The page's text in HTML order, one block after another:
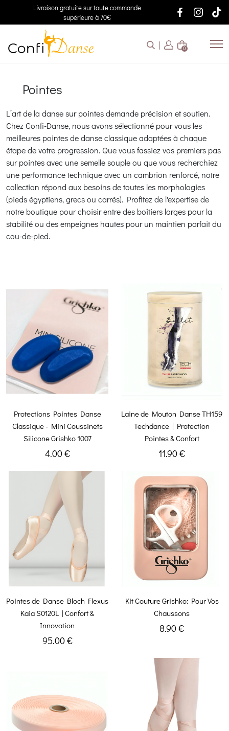
Livraison gratuite sur toute commande
supérieure à 70€
0
Pointes
L’art de la danse sur pointes demande précision et soutien.
Chez Confi-Danse, nous avons sélectionné pour vous les
meilleures pointes de danse classique adaptées à chaque
étape de votre progression. Que vous fassiez vos premiers pas
sur pointes avec une semelle souple ou que vous recherchiez
une performance technique avec un cambrion renforcé, notre
collection répond aux besoins de toutes les morphologies
(pieds égyptiens, grecs ou carrés). Profitez de l'expertise de
notre boutique pour choisir entre des boîtiers larges pour la
stabilité ou des empeignes hautes pour un maintien parfait du
cou-de-pied.
Protections Pointes Danse
Classique - Mini Coussinets
Silicone Grishko 1007
4.00 €
Laine de Mouton Danse TH159
Techdance | Protection
Pointes & Confort
11.90 €
Pointes de Danse Bloch Flexus
Kaia S0120L | Confort &
Innovation
95.00 €
Kit Couture Grishko: Pour Vos
Chaussons
8.90 €